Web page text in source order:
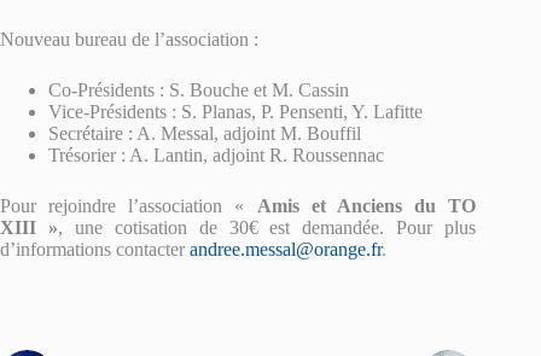
Nouveau bureau de l’association :
Co-Présidents : S. Bouche et M. Cassin
Vice-Présidents : S. Planas, P. Pensenti, Y. Lafitte
Secrétaire : A. Messal, adjoint M. Bouffil
Trésorier : A. Lantin, adjoint R. Roussennac
Pour rejoindre l’association « Amis et Anciens du TO
XIII », une cotisation de 30€ est demandée. Pour plus
d’informations contacter andree.messal@orange.fr.